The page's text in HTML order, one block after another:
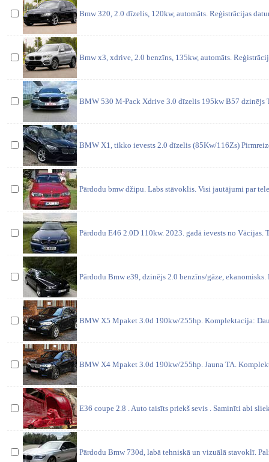
Bmw 320, 2.0 dīzelis, 120kw, automāts. Reģistrācijas
Bmw x3, xdrive, 2.0 benzīns, 135kw, automāts.
BMW 530 M-Pack Xdrive 3.0 dīzelis 195kw B57 dzinējs
BMW X1, tikko ievests 2.0 dīzelis (85Kw/116Zs)
Pārdodu bmw džipu. Labs stāvoklis. Visi jautājumi par
Pārdodu E46 2.0D 110kw. 2023. gadā ievests no Vācijas.
Pārdodu Bmw e39, dzinējs 2.0 benzīns/gāze, ekanomisks.
BMW X5 Mpaket 3.0d 190kw/255hp. Komplektacija:
BMW X4 Mpaket 3.0d 190kw/255hp. Jauna TA.
E36 coupe 2.8 . Auto taisīts priekš sevis . Saminīti abi
Pārdodu Bmw 730d, labā tehniskā un vizuālā stavoklī.